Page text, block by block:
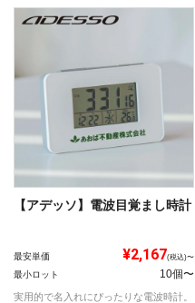
【アデッソ】電波目覚まし時計
最安単価 ¥2,167(税込)〜
最小ロット 10個〜
実用的で名入れにぴったりな電波時計。